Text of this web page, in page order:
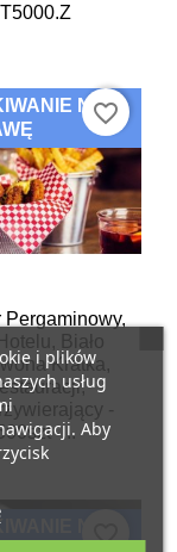
i plików
usług
Aby
T5000.Z
Pergaminowy,
Biało
Kratka,
-
-...
NAfavorite_border
NAfavorite_border